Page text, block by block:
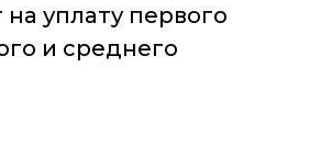
уплату первого
и среднего